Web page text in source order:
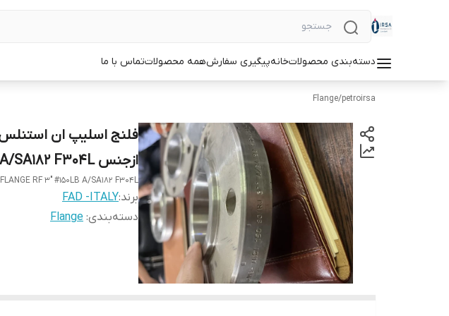
دسته‌بندی محصولاتخانهپیگیری سفارشهمه محصولاتتماس با ما
petroirsa
/
Flange
ازجنس A/SA182 F304L فابریک
FLANGE RF 3" #150LB A/SA182 F304L
برند:FAD -ITALY
دسته‌بندی:
Flange